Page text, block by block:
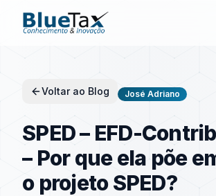
Voltar ao Blog José Adriano
SPED – EFD-
– Por que ela põe
o projeto SPED?